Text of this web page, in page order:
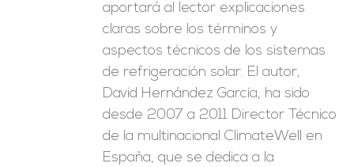
aportará al lector explicaciones
claras sobre los términos y
aspectos técnicos de los sistemas
de refrigeración solar. El autor,
David Hernández García, ha sido
desde 2007 a 2011 Director Técnico
de la multinacional ClimateWell en
España, que se dedica a la